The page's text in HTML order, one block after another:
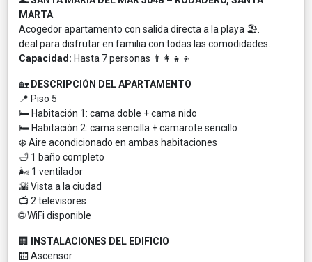
MARTA
Acogedor apartamento con salida directa a la playa 🏖️.
deal para disfrutar en familia con todas las comodidades.
Capacidad: Hasta 7 personas 👨‍👩‍👧‍👦
🏡 DESCRIPCIÓN DEL APARTAMENTO
📍 Piso 5
🛏️ Habitación 1: cama doble + cama nido
🛏️ Habitación 2: cama sencilla + camarote sencillo
❄️ Aire acondicionado en ambas habitaciones
🛁 1 baño completo
🌬️ 1 ventilador
🌇 Vista a la ciudad
📺 2 televisores
🌐 WiFi disponible
🏢
INSTALACIONES DEL EDIFICIO
🛗 Ascensor